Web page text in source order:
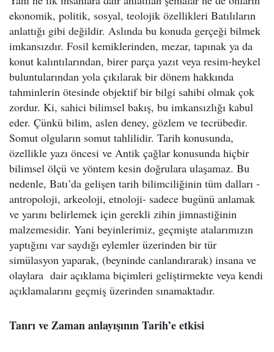
ekonomik, politik, sosyal, teolojik özellikleri Batılıların
anlattığı gibi değildir. Aslında bu konuda gerçeği bilmek
imkansızdır. Fosil kemiklerinden, mezar, tapınak ya da
konut kalıntılarından, birer parça yazıt veya resim-heykel
buluntularından yola çıkılarak bir dönem hakkında
tahminlerin ötesinde objektif bir bilgi sahibi olmak çok
zordur. Ki, sahici bilimsel bakış, bu imkansızlığı kabul
eder. Çünkü bilim, aslen deney, gözlem ve tecrübedir.
Somut olguların somut tahlilidir. Tarih konusunda,
özellikle yazı öncesi ve Antik çağlar konusunda hiçbir
bilimsel ölçü ve yöntem kesin doğrulara ulaşamaz. Bu
nedenle, Batı’da gelişen tarih bilimciliğinin tüm dalları -
antropoloji, arkeoloji, etnoloji- sadece bugünü anlamak
ve yarını belirlemek için gerekli zihin jimnastiğinin
malzemesidir. Yani beyinlerimiz, geçmişte atalarımızın
yaptığını var saydığı eylemler üzerinden bir tür
simülasyon yaparak, (beyninde canlandırarak) insana ve
olaylara dair açıklama biçimleri geliştirmekte veya kendi
açıklamalarını geçmiş üzerinden sınamaktadır.
Tanrı ve Zaman anlayışının Tarih’e etkisi